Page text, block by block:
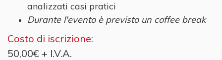
analizzati casi pratici
Durante l'evento è previsto un coffee break
Costo di iscrizione:
50,00€ + I.V.A.